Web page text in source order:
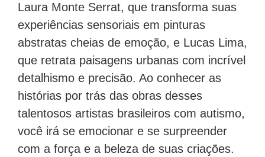
Laura Monte Serrat, que transforma suas
experiências sensoriais em pinturas
abstratas cheias de emoção, e Lucas Lima,
que retrata paisagens urbanas com incrível
detalhismo e precisão. Ao conhecer as
histórias por trás das obras desses
talentosos artistas brasileiros com autismo,
você irá se emocionar e se surpreender
com a força e a beleza de suas criações.